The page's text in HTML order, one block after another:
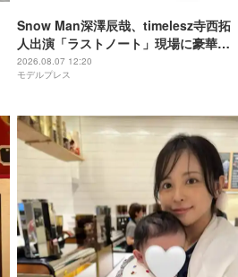
Snow Man深澤辰哉、timelesz寺西拓
人出演「ラストノート」現場に豪華差
し入れ「流しそうめんはレベチ」「想
像超えてきた」と絶賛の声
2026.08.07 12:20
モデルプレス